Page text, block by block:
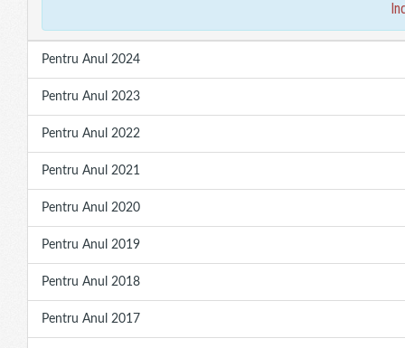
Pentru Anul 2024
Pentru Anul 2023
Pentru Anul 2022
Pentru Anul 2021
Pentru Anul 2020
Pentru Anul 2019
Pentru Anul 2018
Pentru Anul 2017